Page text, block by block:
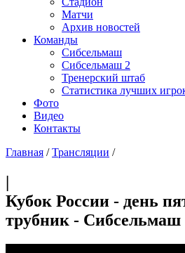
Матчи
Архив новостей
Команды
Сибсельмаш
Сибсельмаш 2
Тренерский штаб
Статистика лучших
Фото
Видео
Контакты
Главная /Трансляции /
|
Кубок России - день
трубник - Сибсельмаш